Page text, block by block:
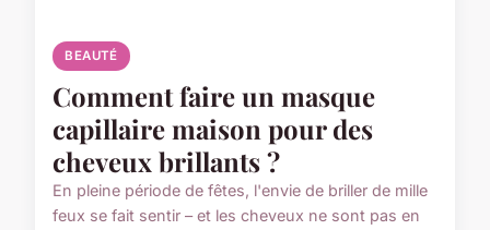
BEAUTÉ
Comment faire un masque
capillaire maison pour des
cheveux brillants ?
En pleine période de fêtes, l'envie de briller de mille
feux se fait sentir – et les cheveux ne sont pas en